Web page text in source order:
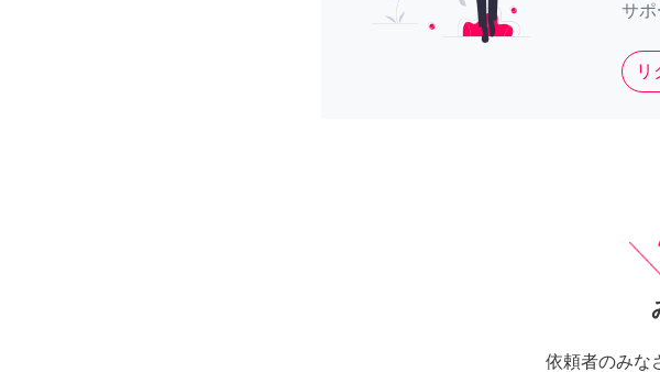
サポ
リ
依頼者のみな